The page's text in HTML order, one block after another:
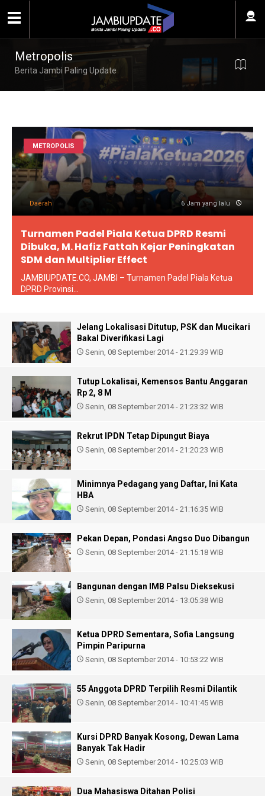
Metropolis
Berita Jambi Paling Update
METROPOLIS
Daerah 6 Jam yang lalu
Turnamen Padel Piala Ketua DPRD Resmi
Dibuka, M. Hafiz Fattah Kejar Peningkatan
SDM dan Multiplier Effect
JAMBIUPDATE.CO, JAMBI – Turnamen Padel Piala Ketua
DPRD Provinsi...
Jelang Lokalisasi Ditutup, PSK dan Mucikari
Bakal Diverifikasi Lagi
Senin, 08 September 2014 - 21:29:39 WIB
Tutup Lokalisai, Kemensos Bantu Anggaran
Rp 2, 8 M
Senin, 08 September 2014 - 21:23:32 WIB
Rekrut IPDN Tetap Dipungut Biaya
Senin, 08 September 2014 - 21:20:23 WIB
Minimnya Pedagang yang Daftar, Ini Kata
HBA
Senin, 08 September 2014 - 21:16:35 WIB
Pekan Depan, Pondasi Angso Duo Dibangun
Senin, 08 September 2014 - 21:15:18 WIB
Bangunan dengan IMB Palsu Dieksekusi
Senin, 08 September 2014 - 13:05:38 WIB
Ketua DPRD Sementara, Sofia Langsung
Pimpin Paripurna
Senin, 08 September 2014 - 10:53:22 WIB
55 Anggota DPRD Terpilih Resmi Dilantik
Senin, 08 September 2014 - 10:41:45 WIB
Kursi DPRD Banyak Kosong, Dewan Lama
Banyak Tak Hadir
Senin, 08 September 2014 - 10:25:03 WIB
Dua Mahasiswa Ditahan Polisi